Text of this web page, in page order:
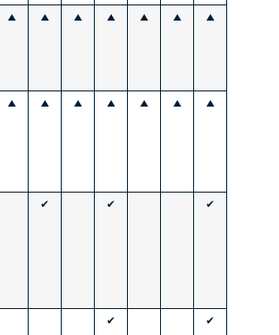
▲ ▲ ▲ ▲ ▲ ▲ ▲
▲ ▲ ▲ ▲ ▲ ▲ ▲
✔ ✔ ✔
✔ ✔